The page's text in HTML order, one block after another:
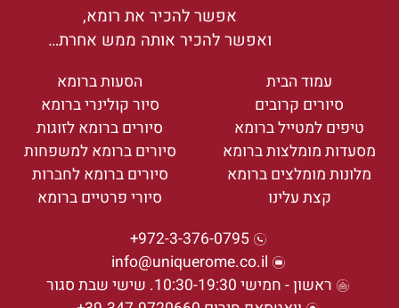
אפשר להכיר את רומא,
ואפשר להכיר אותה ממש אחרת…
עמוד הבית
סיורים קרובים
טיפים למטייל ברומא
מסעדות מומלצות ברומא
מלונות מומלצים ברומא
קצת עלינו
הסעות ברומא
סיור קולינרי ברומא
סיורים ברומא לזוגות
סיורים ברומא למשפחות
סיורים ברומא לחברות
סיורי פרטיים ברומא
972-3-376-0795+
info@uniquerome.co.il
ראשון - חמישי 10:30-19:30. שישי שבת סגור